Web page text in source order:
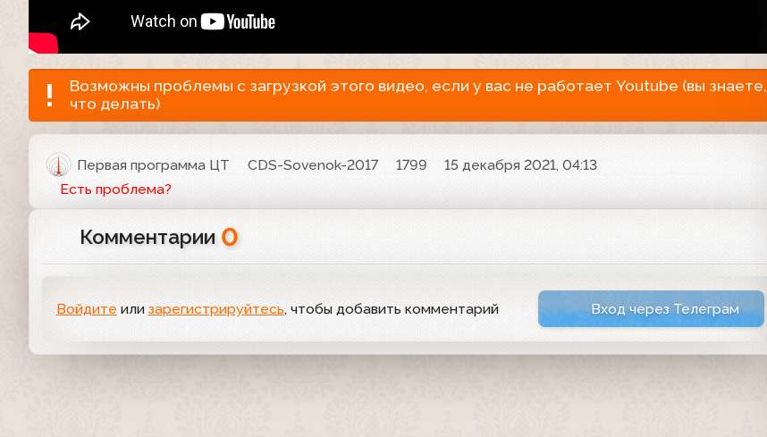
Возможны проблемы с загрузкой этого видео, если у вас не работает Youtube (вы знаете,
что делать)
Первая программа ЦТ CDS-Sovenok-2017 1799
15 декабря 2021, 04:13
Есть проблема?
Комментарии 0
Войдите или зарегистрируйтесь, чтобы добавить комментарий Вход через Телеграм